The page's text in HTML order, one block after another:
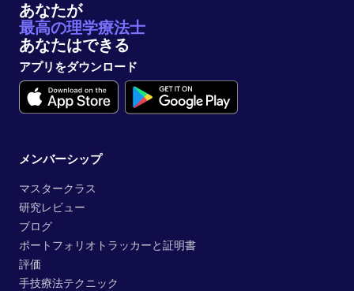
あなたが
最高の理学療法士
あなたはできる
アプリをダウンロード
メンバーシップ
マスタークラス
研究レビュー
ブログ
ポートフォリオトラッカーと証明書
評価
手技療法テクニック